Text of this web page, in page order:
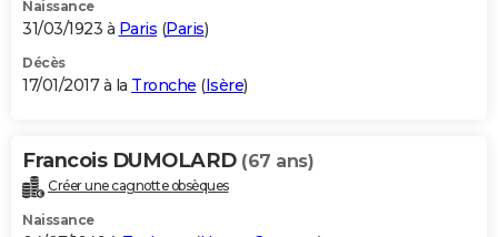
Naissance
31/03/1923 à Paris (Paris)
Décès
17/01/2017 à la Tronche (Isère)
Francois DUMOLARD (67 ans)
Créer une cagnotte obsèques
Naissance